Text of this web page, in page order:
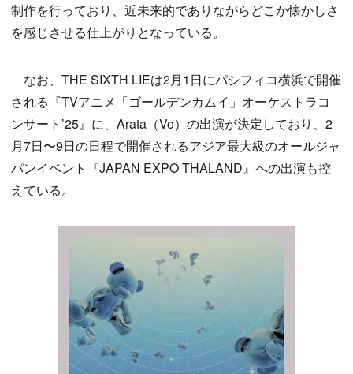
制作を行っており、近未来的でありながらどこか懐かしさ
を感じさせる仕上がりとなっている。
なお、THE SIXTH LIEは2月1日にパシフィコ横浜で開催
される『TVアニメ「ゴールデンカムイ」オーケストラコ
ンサート’25』に、Arata（Vo）の出演が決定しており、2
月7日〜9日の日程で開催されるアジア最大級のオールジャ
パンイベント『JAPAN EXPO THALAND』への出演も控
えている。